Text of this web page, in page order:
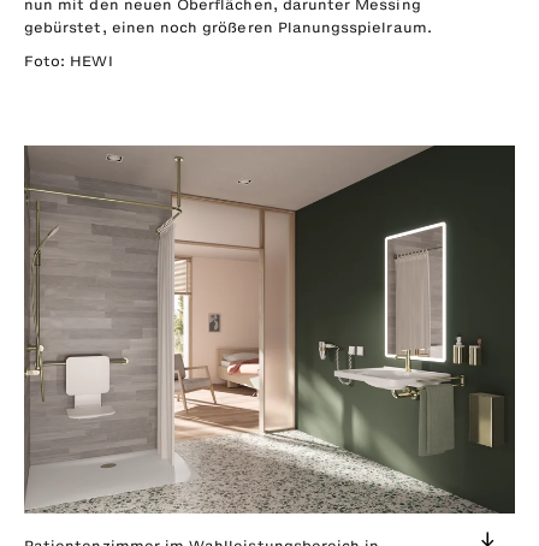
nun mit den neuen Oberflächen, darunter Messing
gebürstet, einen noch größeren Planungsspielraum.
Foto: HEWI